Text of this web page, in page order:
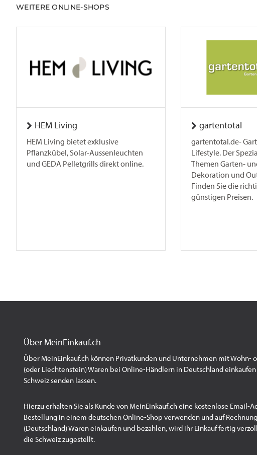
WEITERE ONLINE-SHOPS
HEM Living
HEM Living bietet exklusive
Pflanzkübel, Solar-Aussenleuchten
und GEDA Pelletgrills direkt online.
gartentotal
gartentotal.de-
Lifestyle. Der
Themen Garten-
Dekoration und
Finden Sie die
günstigen Preisen.
Über MeinEinkauf.ch
Über MeinEinkauf.ch können Privatkunden und Unternehmen mit Wohn-
(oder Liechtenstein) Waren bei Online-Händlern in Deutschland
Schweiz senden lassen.
Hierzu erhalten Sie als Kunde von MeinEinkauf.ch eine kostenlose Email-
Bestellung in einem deutschen Online-Shop verwenden und auf
(Deutschland) Waren einkaufen und bezahlen, wird Ihr Einkauf fertig
die Schweiz zugestellt.